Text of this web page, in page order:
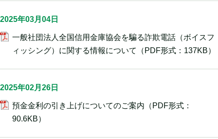
2025年03月04日
一般社団法人全国信用金庫協会を騙る詐欺電話（ボイスフ
ィッシング）に関する情報について
（PDF形式：137KB）
2025年02月26日
預金金利の引き上げについてのご案内 （PDF形式：
90.6KB）